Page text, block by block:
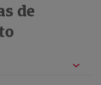
de